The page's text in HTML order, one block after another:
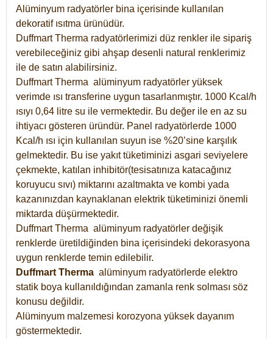
Alüminyum radyatörler bina içerisinde kullanılan
dekoratif ısıtma ürünüdür.
Duffmart Therma radyatörlerimizi düz renkler ile sipariş
verebileceğiniz gibi ahşap desenli natural renklerimiz
ile de satın alabilirsiniz.
Duffmart Therma alüminyum radyatörler yüksek
verimde ısı transferine uygun tasarlanmıştır. 1000 Kcal/h
ısıyı 0,64 litre su ile vermektedir. Bu değer ile en az su
ihtiyacı gösteren üründür. Panel radyatörlerde 1000
Kcal/h ısı için kullanılan suyun ise %20’sine karşılık
gelmektedir. Bu ise yakıt tüketiminizi asgari seviyelere
çekmekte, katılan inhibitör(tesisatınıza katacağınız
koruyucu sıvı) miktarını azaltmakta ve kombi yada
kazanınızdan kaynaklanan elektrik tüketiminizi önemli
miktarda düşürmektedir.
Duffmart Therma alüminyum radyatörler değişik
renklerde üretildiğinden bina içerisindeki dekorasyona
uygun renklerde temin edilebilir.
Duffmart Therma alüminyum radyatörlerde elektro
statik boya kullanıldığından zamanla renk solması söz
konusu değildir.
Alüminyum malzemesi korozyona yüksek dayanım
göstermektedir.